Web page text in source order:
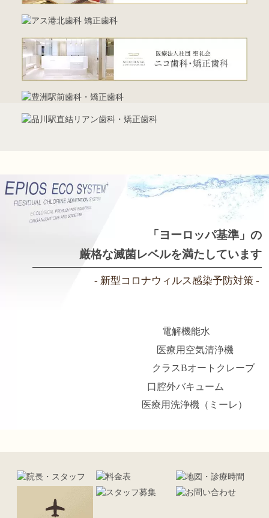
「ヨーロッパ基準」の
厳格な滅菌レベルを満たしています
- 新型コロナウィルス感染予防対策 -
電解機能水
医療用空気清浄機
クラスBオートクレーブ
口腔外バキューム
医療用洗浄機（ミーレ）